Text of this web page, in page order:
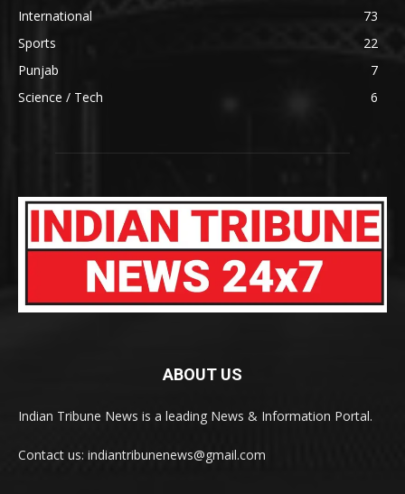
International
73
Sports
22
Punjab
7
Science / Tech
6
ABOUT US
Indian Tribune News is a leading News & Information Portal.
Contact us: indiantribunenews@gmail.com